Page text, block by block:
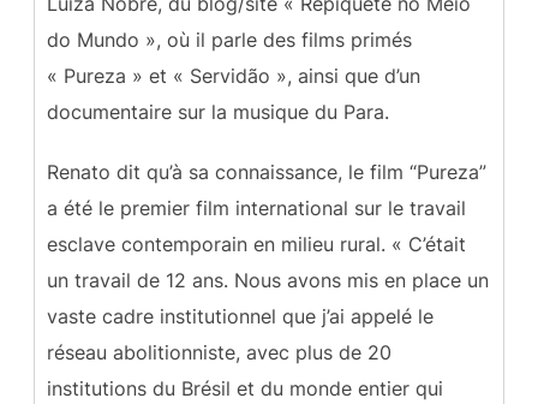
do Mundo », où il parle des films primés
« Pureza » et « Servidão », ainsi que d’un
documentaire sur la musique du Para.
Renato dit qu’à sa connaissance, le film “Pureza”
a été le premier film international sur le travail
esclave contemporain en milieu rural. « C’était
un travail de 12 ans. Nous avons mis en place un
vaste cadre institutionnel que j’ai appelé le
réseau abolitionniste, avec plus de 20
institutions du Brésil et du monde entier qui